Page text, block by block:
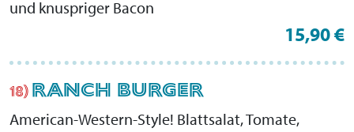
und knuspriger Bacon
15,90 €
18) RANCH BURGER
American-Western-Style! Blattsalat, Tomate,